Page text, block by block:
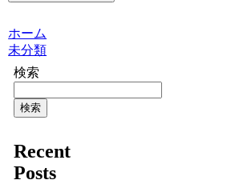
ホーム
未分類
検索
検索
Recent
Posts